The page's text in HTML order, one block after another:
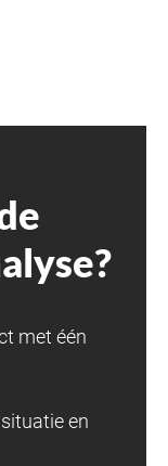
met één
en